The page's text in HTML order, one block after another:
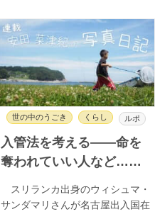
世の中のうごき くらし ルポ
入管法を考える――命を
奪われていい人など……
スリランカ出身のウィシュマ・
サンダマリさんが名古屋出入国在